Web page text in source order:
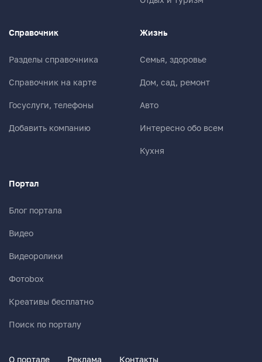
Справочник
Разделы справочника
Справочник на карте
Госуслуги, телефоны
Добавить компанию
Жизнь
Семья, здоровье
Дом, сад, ремонт
Авто
Интересно обо всем
Кухня
Портал
Блог портала
Видео
Видеоролики
Фотоbox
Креативы бесплатно
Поиск по порталу
О портале Реклама Контакты